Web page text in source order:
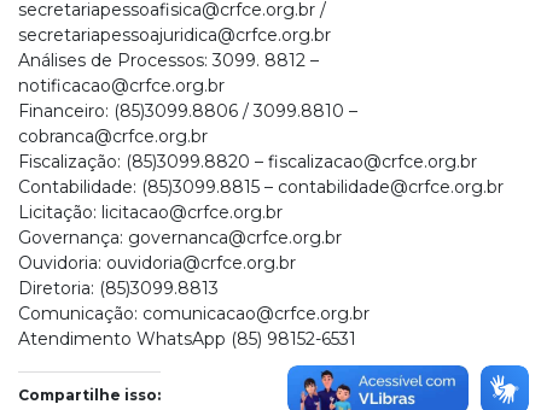
secretariapessoafisica@crfce.org.br /
secretariapessoajuridica@crfce.org.br
Análises de Processos: 3099. 8812 –
notificacao@crfce.org.br
Financeiro: (85)3099.8806 / 3099.8810 –
cobranca@crfce.org.br
Fiscalização: (85)3099.8820 – fiscalizacao@crfce.org.br
Contabilidade: (85)3099.8815 – contabilidade@crfce.org.br
Licitação: licitacao@crfce.org.br
Governança: governanca@crfce.org.br
Ouvidoria: ouvidoria@crfce.org.br
Diretoria: (85)3099.8813
Comunicação: comunicacao@crfce.org.br
Atendimento WhatsApp (85) 98152-6531
Compartilhe isso: